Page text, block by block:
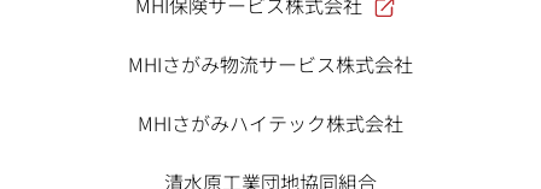
MHIさがみ物流サービス株式会社
MHIさがみハイテック株式会社
清水原工業団地協同組合